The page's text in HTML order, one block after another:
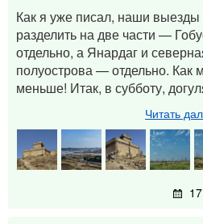
Как я уже писал, наши
разделить на две части —
отдельно, а Янардаг и
полуострова — отдельно. Как
меньше! Итак, в субботу,
Читать